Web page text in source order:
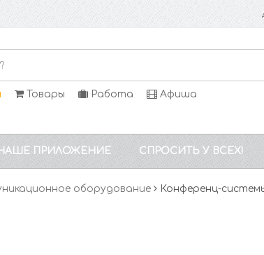
Товары Работа Афиша
ПРИЛОЖЕНИЕ СПРОСИТЬ У ВСЕХ!
оборудование Конференц-